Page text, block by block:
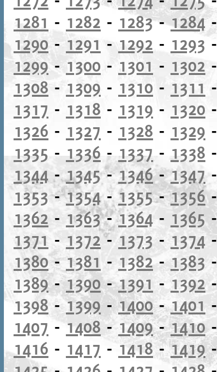
1281 - 1282 - 1283-1284
1290 -1291 - 1292 - 1293
1299- 1300 - 1301 - 1302
1308 - 1309 - 1310 - 1311
1317 - 1318 - 1319 - 1320
1326 - 1327 - 1328 - 1329
1335 - 1336 - 1337 - 1338
1344 -1345-1346-1347
1353-1354- 1355-1356
1362 - 1363-1364 - 1365
1371 - 1372-1373-1374
1380-1381 - 1382-1383
1389-1390-1391 - 1392
1398 -1399-1400-1401
1407 -1408-1409-1410
1416 - 1417 -1418-1419